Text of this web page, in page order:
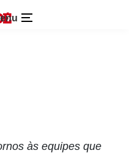
às equipes que